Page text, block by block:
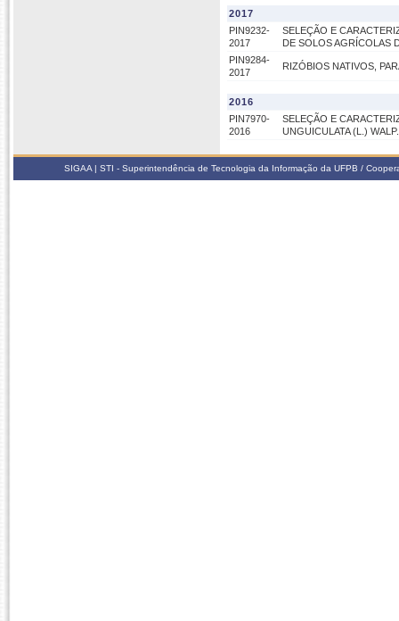
2017
PIN9232-
2017
SELEÇÃO E
DE SOLOS AGRÍCOLAS
PIN9284-
2017
RIZÓBIOS NATIVOS,
2016
PIN7970-
2016
SELEÇÃO E
UNGUICULATA (L.) WALP.
SIGAA | STI - Superintendência de Tecnologia da Informação da UFPB /